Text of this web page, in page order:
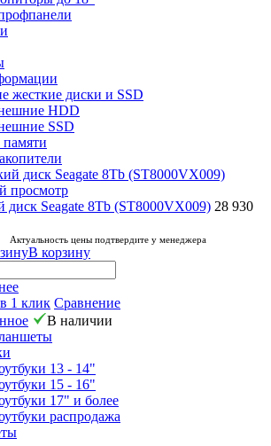
жесткие диски и SSD
HDD
SSD
просмотр
диск Seagate 8Tb (ST8000VX009) 28 930
Актуальность цены подтвердите у менеджера
В корзину
1 клик Сравнение
В наличии
13 - 14"
15 - 16"
17" и более
распродажа